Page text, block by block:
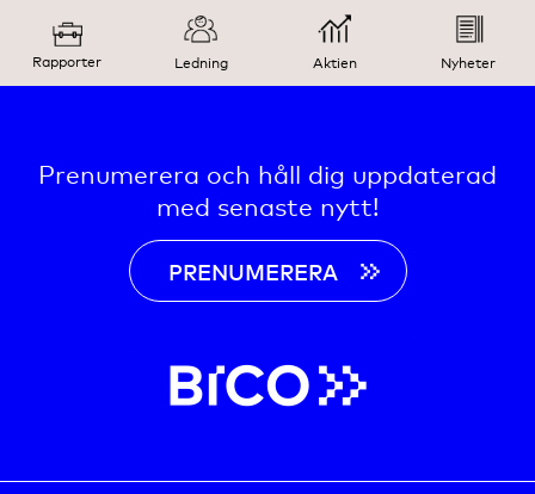
Rapporter Ledning Aktien Nyheter
Prenumerera och håll dig uppdaterad
med senaste nytt!
PRENUMERERA